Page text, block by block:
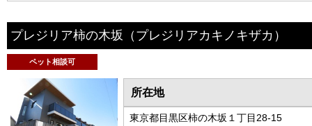
プレジリア柿の木坂 （プレジリアカキノキザカ）
ペット相談可
所在地
東京都目黒区柿の木坂１丁目28-15